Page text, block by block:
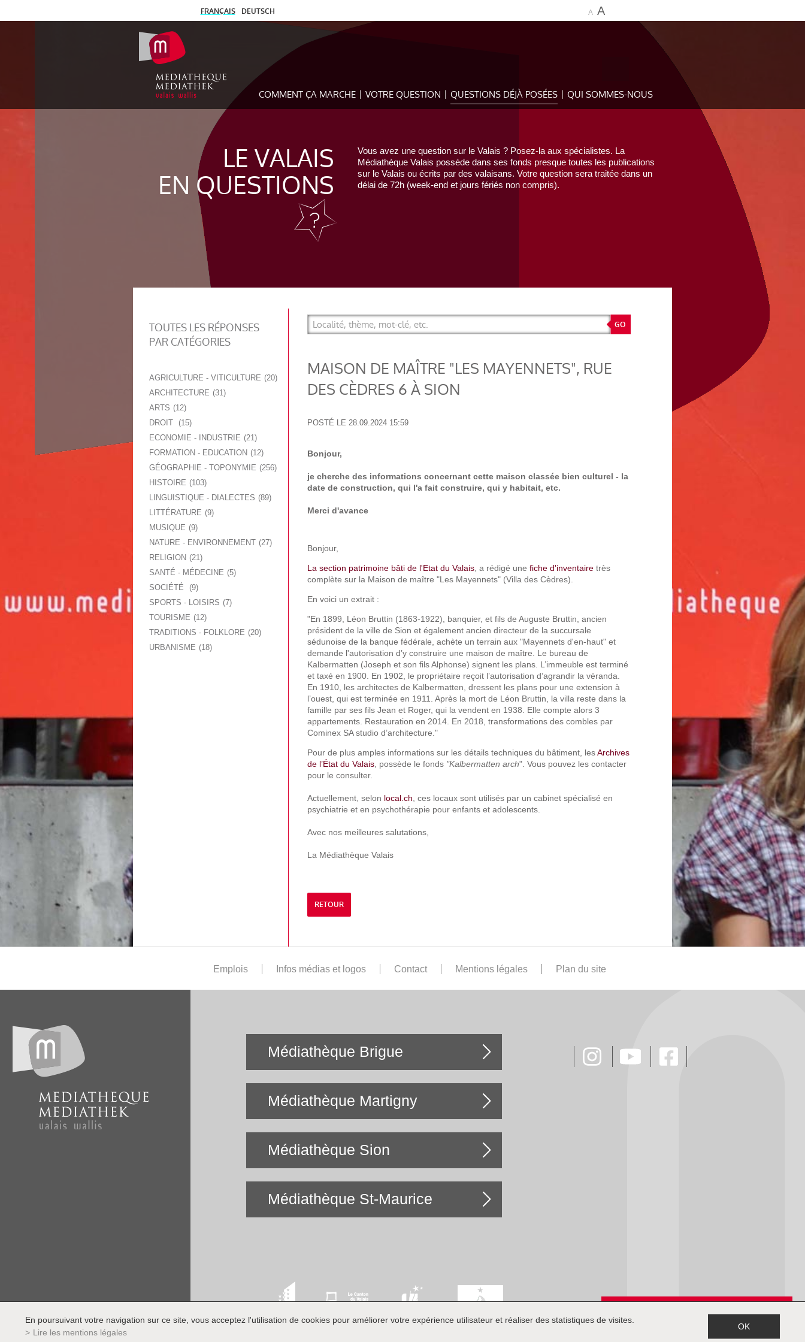
FRANÇAIS DEUTSCH A A
COMMENT ÇA MARCHE VOTRE QUESTION QUESTIONS DÉJÀ POSÉES QUI SOMMES-NOUS
LE VALAIS
EN QUESTIONS
Vous avez une question sur le Valais ? Posez-la aux spécialistes. La
Médiathèque Valais possède dans ses fonds presque toutes les publications
sur le Valais ou écrits par des valaisans. Votre question sera traitée dans un
délai de 72h (week-end et jours fériés non compris).
TOUTES LES RÉPONSES
PAR CATÉGORIES
AGRICULTURE - VITICULTURE
20
ARCHITECTURE
31
ARTS
12
DROIT
15
ECONOMIE - INDUSTRIE
21
FORMATION - EDUCATION
12
GÉOGRAPHIE - TOPONYMIE
256
HISTOIRE
103
LINGUISTIQUE - DIALECTES
89
LITTÉRATURE
9
MUSIQUE
9
NATURE - ENVIRONNEMENT 27
RELIGION
21
SANTÉ - MÉDECINE
5
SOCIÉTÉ
9
SPORTS - LOISIRS
7
TOURISME
12
TRADITIONS - FOLKLORE
20
URBANISME
18
MAISON DE MAÎTRE "LES MAYENNETS", RUE
DES CÈDRES 6 À SION
POSTÉ LE 28.09.2024 15:59
Bonjour,
je cherche des informations concernant cette maison classée bien culturel - la
date de construction, qui l'a fait construire, qui y habitait, etc.
Merci d'avance
Bonjour,
La section patrimoine bâti de l'Etat du Valais, a rédigé une fiche d'inventairetrès
complète sur la Maison de maître "Les Mayennets" (Villa des Cèdres).
En voici un extrait :
"En 1899, Léon Bruttin (1863-1922), banquier, et fils de Auguste Bruttin, ancien
président de la ville de Sion et également ancien directeur de la succursale
sédunoise de la banque fédérale, achète un terrain aux "Mayennets d'en-haut" et
demande l'autorisation d’y construire une maison de maître. Le bureau de
Kalbermatten (Joseph et son fils Alphonse) signent les plans. L’immeuble est terminé
et taxé en 1900. En 1902, le propriétaire reçoit l’autorisation d’agrandir la véranda.
En 1910, les architectes de Kalbermatten, dressent les plans pour une extension à
l’ouest, qui est terminée en 1911. Après la mort de Léon Bruttin, la villa reste dans la
famille par ses fils Jean et Roger, qui la vendent en 1938. Elle compte alors 3
appartements. Restauration en 2014. En 2018, transformations des combles par
Cominex SA studio d’architecture."
Pour de plus amples informations sur les détails techniques du bâtiment, lesArchives
de l’État du Valais, possède le fonds "Kalbermatten arch". Vous pouvez les contacter
pour le consulter.
Actuellement, selon local.ch , ces locaux sont utilisés par un cabinet spécialisé en
psychiatrie et en psychothérapie pour enfants et adolescents.
Avec nos meilleures salutations,
La Médiathèque Valais
RETOUR
Emplois Infos médias et logos Contact Mentions légales Plan du site
Médiathèque Brigue
Médiathèque Martigny
Médiathèque Sion
Médiathèque St-Maurice
Inscription à la newsletter
En poursuivant votre navigation sur ce site, vous acceptez l'utilisation de cookies pour améliorer votre expérience utilisateur et réaliser des statistiques de visites.
Lire les mentions légales
OK